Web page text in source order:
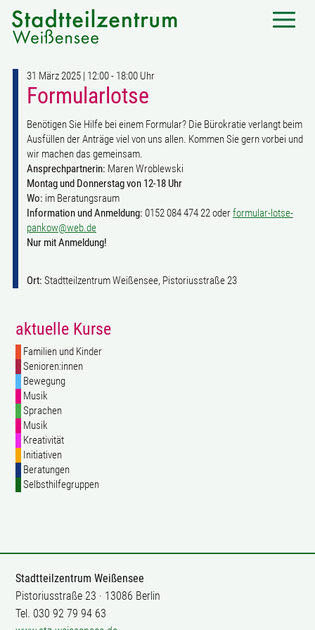
31 März 2025 | 12:00 - 18:00 Uhr
Formularlotse
Benötigen Sie Hilfe bei einem Formular? Die Bürokratie verlangt beim
Ausfüllen der Anträge viel von uns allen. Kommen Sie gern vorbei und
wir machen das gemeinsam.
Ansprechpartnerin: Maren Wroblewski
Montag und Donnerstag von 12-18 Uhr
Wo: im Beratungsraum
Information und Anmeldung: 0152 084 474 22 oderformular-lotse-
pankow@web.de
Nur mit Anmeldung!
Ort: Stadtteilzentrum Weißensee, Pistoriusstraße 23
aktuelle Kurse
Familien und Kinder
Senioren:innen
Bewegung
Musik
Sprachen
Musik
Kreativität
Initiativen
Beratungen
Selbsthilfegruppen
Stadtteilzentrum Weißensee
Pistoriusstraße 23 · 13086 Berlin
Tel. 030 92 79 94 63